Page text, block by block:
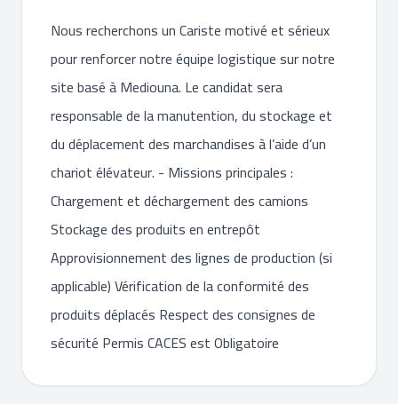
Nous recherchons un Cariste motivé et sérieux
pour renforcer notre équipe logistique sur notre
site basé à Mediouna. Le candidat sera
responsable de la manutention, du stockage et
du déplacement des marchandises à l’aide d’un
chariot élévateur. - Missions principales :
Chargement et déchargement des camions
Stockage des produits en entrepôt
Approvisionnement des lignes de production (si
applicable) Vérification de la conformité des
produits déplacés Respect des consignes de
sécurité Permis CACES est Obligatoire